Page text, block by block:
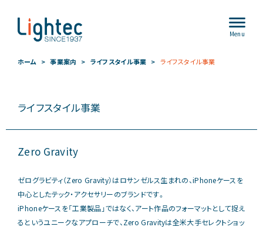
Menu
ホーム 事業案内 ライフスタイル事業 ライフスタイル事業
ライフスタイル事業
Zero Gravity
ゼログラビティ（Zero Gravity）はロサンゼルス生まれの、iPhoneケースを
中心としたテック・アクセサリーのブランドです。
iPhoneケースを「工業製品」ではなく、アート作品のフォーマットとして捉え
るというユニークなアプローチで、Zero Gravityは全米大手セレクトショッ